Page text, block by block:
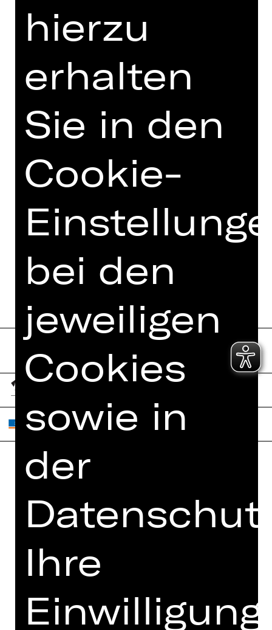
Opernfreunde
Home
Spielplan
Künstler*innen
Kartenkauf
Abos 26/27
Presse
Kontakt
Interner Bereich
ZVB/L
Cookies
hierzu
erhalten
Sie in den
Cookie-
bei den
jeweiligen
Cookies
sowie in
der
Ihre
Einwilligung